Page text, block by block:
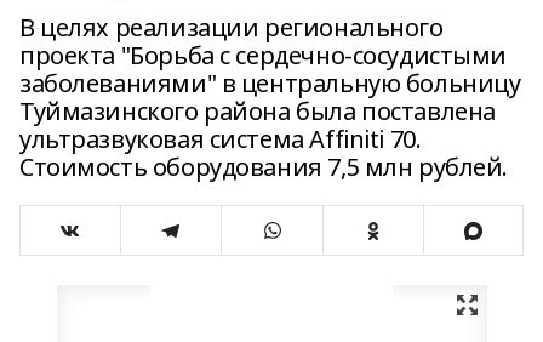
В целях реализации регионального
проекта "Борьба с сердечно-сосудистыми
заболеваниями" в центральную больницу
Туймазинского района была поставлена
ультразвуковая система Affiniti 70.
Стоимость оборудования 7,5 млн рублей.